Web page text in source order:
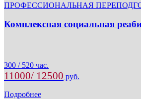
ПРОФЕССИОНАЛЬНАЯ
Комплексная социальная
300 / 520 час.
11000/ 12500 руб.
Подробнее